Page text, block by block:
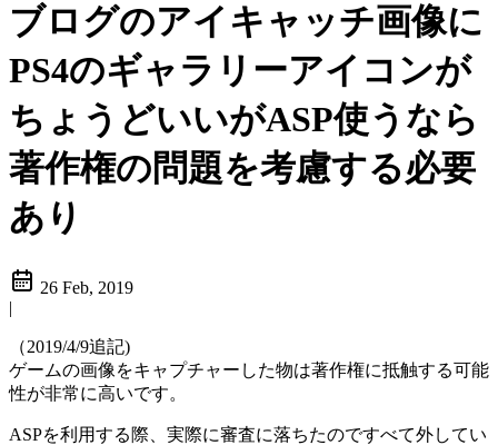
ブログのアイキャッチ画像に
PS4のギャラリーアイコンが
ちょうどいいがASP使うなら
著作権の問題を考慮する必要
あり
26 Feb, 2019
|
（2019/4/9追記)
ゲームの画像をキャプチャーした物は著作権に抵触する可能
性が非常に高いです。
ASPを利用する際、実際に審査に落ちたのですべて外してい